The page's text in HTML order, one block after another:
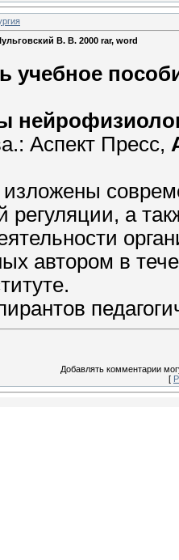
В. В. 2000 rar, word
учебное
Аспект Пресс,
изложены
регуляции, а
автором в
Добавлять комментарии
[